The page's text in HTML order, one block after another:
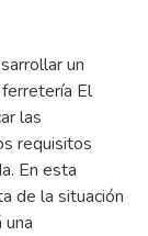
un
El
las
requisitos
En esta
de la situación